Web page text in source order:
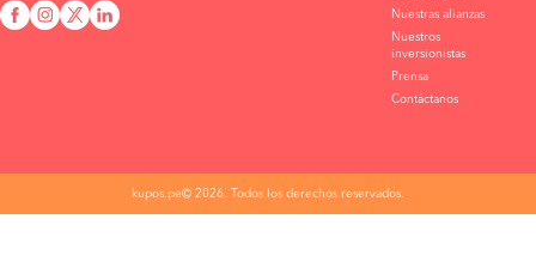
Nuestras alianzas
Nuestros
inversionistas
Prensa
Contáctanos
kupos.pe© 2026. Todos los derechos reservados.